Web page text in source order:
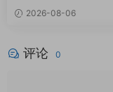
2026-08-06
评论 0